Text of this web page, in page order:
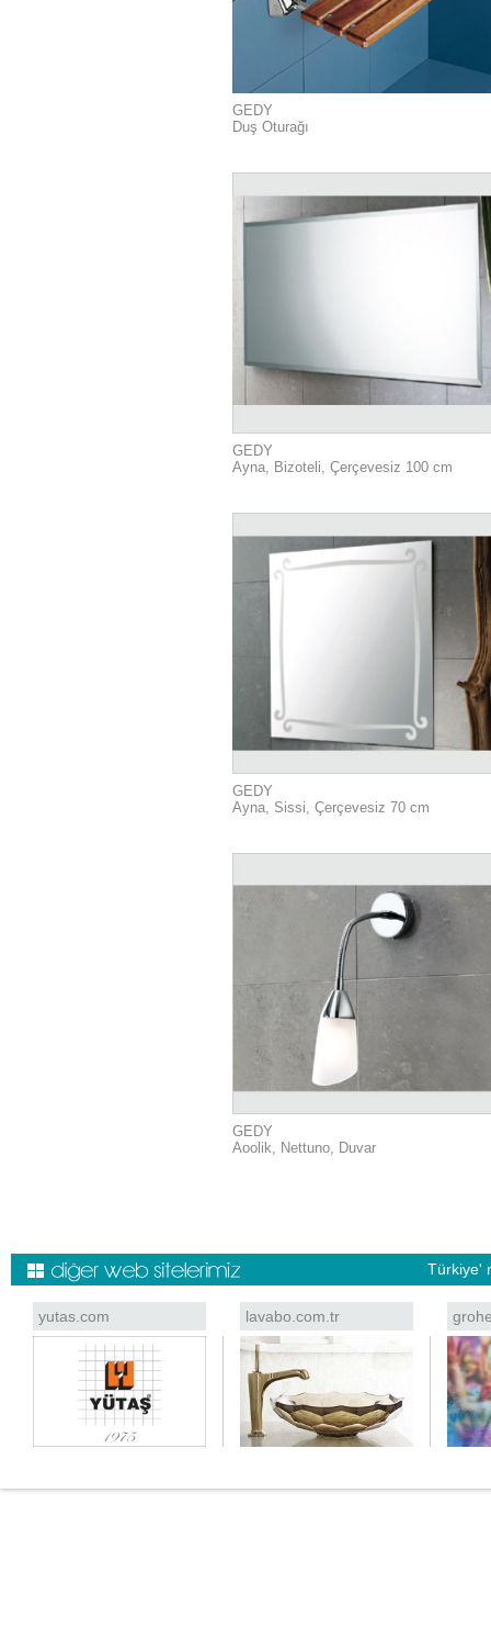
GEDY
Duş Oturağı
GEDY
Ayna, Bizoteli, Çerçevesiz 100 cm
GEDY
Ayna, Sissi, Çerçevesiz 70 cm
GEDY
Aoolik, Nettuno, Duvar
Türkiye'
yutas.com lavabo.com.tr